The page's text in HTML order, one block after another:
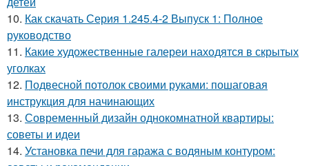
10. Как скачать Серия 1.245.4-2 Выпуск 1: Полное
руководство
11. Какие художественные галереи находятся в скрытых
уголках
12. Подвесной потолок своими руками: пошаговая
инструкция для начинающих
13. Современный дизайн однокомнатной квартиры:
советы и идеи
14. Установка печи для гаража с водяным контуром: